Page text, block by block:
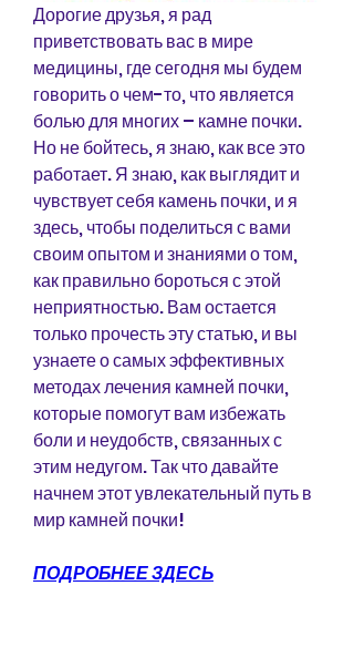
Дорогие друзья, я рад
приветствовать вас в мире
медицины, где сегодня мы будем
говорить о чем-то, что является
болью для многих – камне почки.
Но не бойтесь, я знаю, как все это
работает. Я знаю, как выглядит и
чувствует себя камень почки, и я
здесь, чтобы поделиться с вами
своим опытом и знаниями о том,
как правильно бороться с этой
неприятностью. Вам остается
только прочесть эту статью, и вы
узнаете о самых эффективных
методах лечения камней почки,
которые помогут вам избежать
боли и неудобств, связанных с
этим недугом. Так что давайте
начнем этот увлекательный путь в
мир камней почки!
ПОДРОБНЕЕ ЗДЕСЬ